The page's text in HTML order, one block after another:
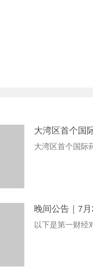
大湾区首个国
大湾区首个国际
晚间公告｜7
以下是第一财经